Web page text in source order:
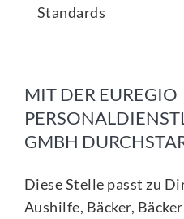
Standards
MIT DER EUREGIO
GMBH
Diese Stelle passt zu
Aushilfe, Bäcker,